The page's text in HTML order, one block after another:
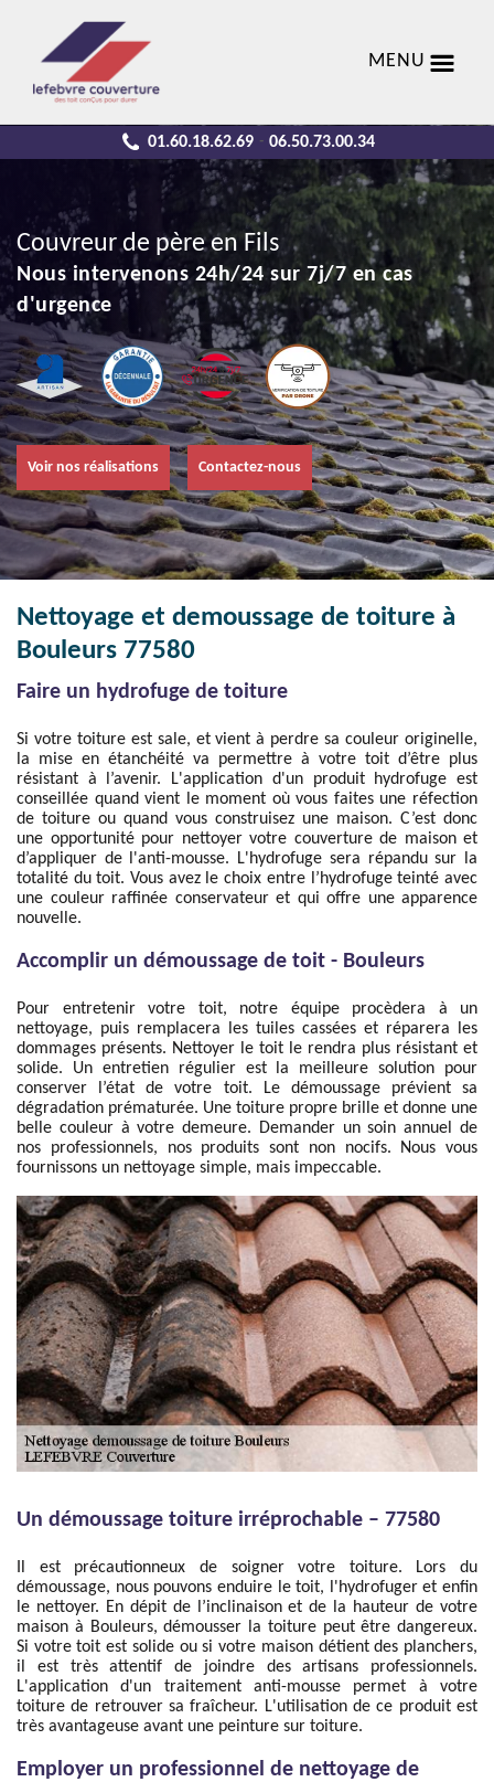
MENU
01.60.18.62.69 - 06.50.73.00.34
Couvreur de père en Fils
Nous intervenons 24h/24 sur 7j/7 en cas
d'urgence
Voir nos réalisations Contactez-nous
Nettoyage et demoussage de toiture à
Bouleurs 77580
Faire un hydrofuge de toiture
Si votre toiture est sale, et vient à perdre sa couleur originelle,
la mise en étanchéité va permettre à votre toit d’être plus
résistant à l’avenir. L'application d'un produit hydrofuge est
conseillée quand vient le moment où vous faites une réfection
de toiture ou quand vous construisez une maison. C’est donc
une opportunité pour nettoyer votre couverture de maison et
d’appliquer de l'anti-mousse. L'hydrofuge sera répandu sur la
totalité du toit. Vous avez le choix entre l’hydrofuge teinté avec
une couleur raffinée conservateur et qui offre une apparence
nouvelle.
Accomplir un démoussage de toit - Bouleurs
Pour entretenir votre toit, notre équipe procèdera à un
nettoyage, puis remplacera les tuiles cassées et réparera les
dommages présents. Nettoyer le toit le rendra plus résistant et
solide. Un entretien régulier est la meilleure solution pour
conserver l’état de votre toit. Le démoussage prévient sa
dégradation prématurée. Une toiture propre brille et donne une
belle couleur à votre demeure. Demander un soin annuel de
nos professionnels, nos produits sont non nocifs. Nous vous
fournissons un nettoyage simple, mais impeccable.
Un démoussage toiture irréprochable – 77580
Il est précautionneux de soigner votre toiture. Lors du
démoussage, nous pouvons enduire le toit, l'hydrofuger et enfin
le nettoyer. En dépit de l’inclinaison et de la hauteur de votre
maison à Bouleurs, démousser la toiture peut être dangereux.
Si votre toit est solide ou si votre maison détient des planchers,
il est très attentif de joindre des artisans professionnels.
L'application d'un traitement anti-mousse permet à votre
toiture de retrouver sa fraîcheur. L'utilisation de ce produit est
très avantageuse avant une peinture sur toiture.
Employer un professionnel de nettoyage de